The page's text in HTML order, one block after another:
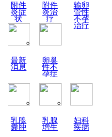
附件
炎症
状
附件
炎治
疗
输卵
管性
不孕
治疗
最新
消息
卵巢
性不
孕症
乳腺
囊肿
乳腺
增生
妇科
疾病